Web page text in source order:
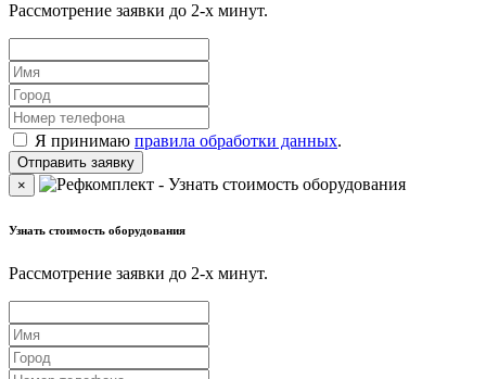
Рассмотрение заявки до 2-x минут.
Я принимаю правила обработки данных.
×
Узнать стоимость оборудования
Рассмотрение заявки до 2-x минут.